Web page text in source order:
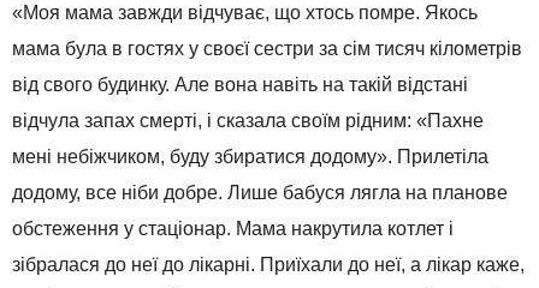
«Моя мама завжди відчуває, що хтось помре. Якось
мама була в гостях у своєї сестри за сім тисяч кілометрів
від свого будинку. Але вона навіть на такій відстані
відчула запах смерті, і сказала своїм рідним: «Пахне
мені небіжчиком, буду збиратися додому». Прилетіла
додому, все ніби добре. Лише бабуся лягла на планове
обстеження у стаціонар. Мама накрутила котлет і
зібралася до неї до лікарні. Приїхали до неї, а лікар каже,